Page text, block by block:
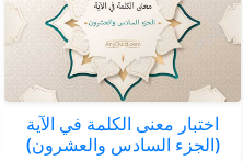
اختبار معنى الكلمة في الآية
(الجزء السادس والعشرون)